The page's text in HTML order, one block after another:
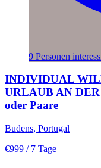
9 Personen
INDIVIDUAL
URLAUB AN DER
oder Paare
Budens, Portugal
€999 / 7 Tage